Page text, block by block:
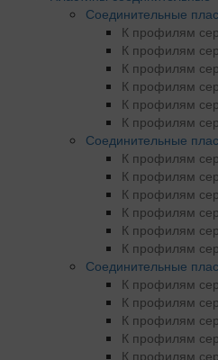
Соединительные
К профилям
К профилям
К профилям
К профилям
К профилям
К профилям
Соединительные
К профилям
К профилям
К профилям
К профилям
К профилям
К профилям
Соединительные
К профилям
К профилям
К профилям
К профилям
К профилям